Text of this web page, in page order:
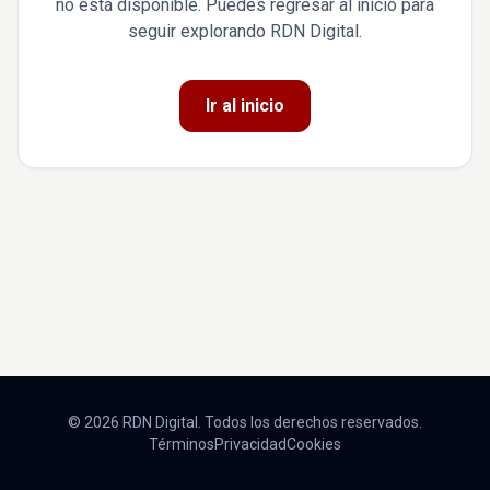
no está disponible. Puedes regresar al inicio para
seguir explorando RDN Digital.
Ir al inicio
© 2026 RDN Digital. Todos los derechos reservados.
TérminosPrivacidadCookies